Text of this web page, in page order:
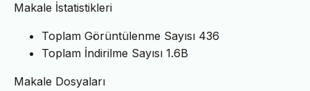
Makale İstatistikleri
Toplam Görüntülenme Sayısı 436
Toplam İndirilme Sayısı 1.6B
Makale Dosyaları